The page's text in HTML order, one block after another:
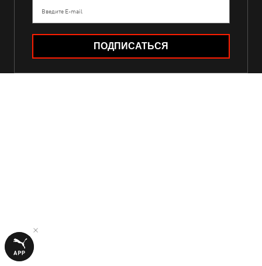
Введите E-mail
ПОДПИСАТЬСЯ